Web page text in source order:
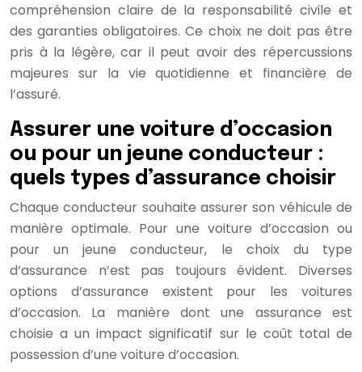
compréhension claire de la responsabilité civile et
des garanties obligatoires. Ce choix ne doit pas être
pris à la légère, car il peut avoir des répercussions
majeures sur la vie quotidienne et financière de
l’assuré.
Assurer une voiture d’occasion
ou pour un jeune conducteur :
quels types d’assurance choisir
Chaque conducteur souhaite assurer son véhicule de
manière optimale. Pour une voiture d’occasion ou
pour un jeune conducteur, le choix du type
d’assurance n’est pas toujours évident. Diverses
options d’assurance existent pour les voitures
d’occasion. La manière dont une assurance est
choisie a un impact significatif sur le coût total de
possession d’une voiture d’occasion.